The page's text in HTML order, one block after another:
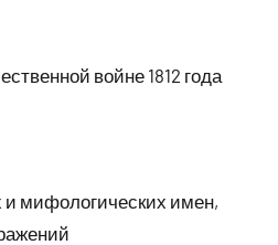
войне 1812 года
и мифологических имен,